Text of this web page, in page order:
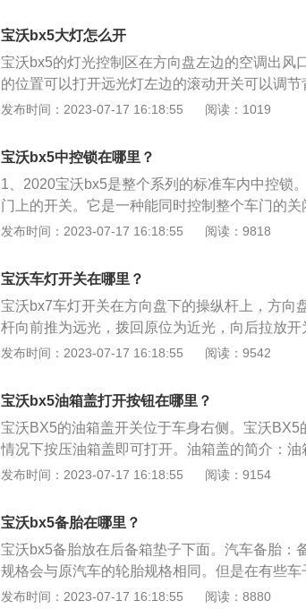
有紧急情况下的双闪灯都是其来实现，发出黄色
辆和行人注意安全。
灯光杆向上向下推为转向灯的使用。8.灯光杆向
次远光灯。车灯的功用是：1、近光、远光灯主
灯用于有路灯的城市道路，远光灯用于无路灯
示宽灯主要用于夜间显示出车身的宽度与长度
从后视镜看不清车后路况时，还有雨雾天气时，
灯光就产生了，专门用来白天行驶提示其他车辆
是24小时都可能用到，用来提示其他车辆或者
线、还有紧急情况下的双闪灯都是其来实现，
宝沃bx5大灯怎么开
宝沃bx5的灯光控制区在方向盘左边的空调出风
的位置可以打开远光灯左边的滚动开关可以调
调节灯光的高低。更多相关资料如下：1、功能
节。宝沃bx5带有自动大灯功能，当灯光调节开
式，会根据光线明暗来开启或者关闭大灯，然
使用的时候：如果遇到会车时一定要关闭远光
灯，这样是为了避免远光灯晃到对方驾驶员的
标准。
发布时间：2023-07-17 16:18:55 阅读：1019
宝沃bx5中控锁在哪里？
1、2020宝沃bx5是整个系列的标准车内中控锁
门上的开关。它是一种能同时控制整个车门的
bx5有此装置，则宝沃bx5车主将按下驾驶员座
格相近的车型中，是否有许多车型配置了中控锁
价格在15-20万之间。配备内置中控锁的车型比
高。
发布时间：2023-07-17 16:18:55 阅读：9818
宝沃车灯开关在哪里？
宝沃bx7车灯开关在方向盘下的操纵杆上，方向
杆向前推为远光，拨回原位为近光，向后拉放
方向盘上，有的在方向盘前下方，一般为红色，
按钮，向下按下即是双跳。雾灯：通常在大灯操
为打开前雾灯，再向后旋转为打开后雾灯。远
的在控制面板上，远近光转换只需上下扳动手
是上下扳动)。应急灯在仪表台上，标志是两个
发布时间：2023-07-17 16:18:55 阅读：9542
宝沃bx5油箱盖打开按钮在哪里？
宝沃BX5的油箱盖开关位于车身右侧。宝沃BX5
情况下按压油箱盖即可打开。油箱盖的简介：
的箱子。形状是方形，用不锈钢做成，密封性很
注意：打开燃油箱盖加注燃油时，必须将加油枪
可能溢出和溅出油箱。溢出和溅出的燃油可能
切勿进入车内，若不得不进入车内，则必须关闭
触摸一下金属表面，这样可去除身上的静电荷
可能引发火灾。
发布时间：2023-07-17 16:18:55 阅读：9154
宝沃bx5备胎在哪里？
宝沃bx5备胎放在后备箱垫子下面。汽车备胎：
规格会与原汽车的轮胎规格相同。但是在有些
换故障轮胎会采用特殊颜色轮圈备胎、小备胎、
发布时间：2023-07-17 16:18:55 阅读：8880